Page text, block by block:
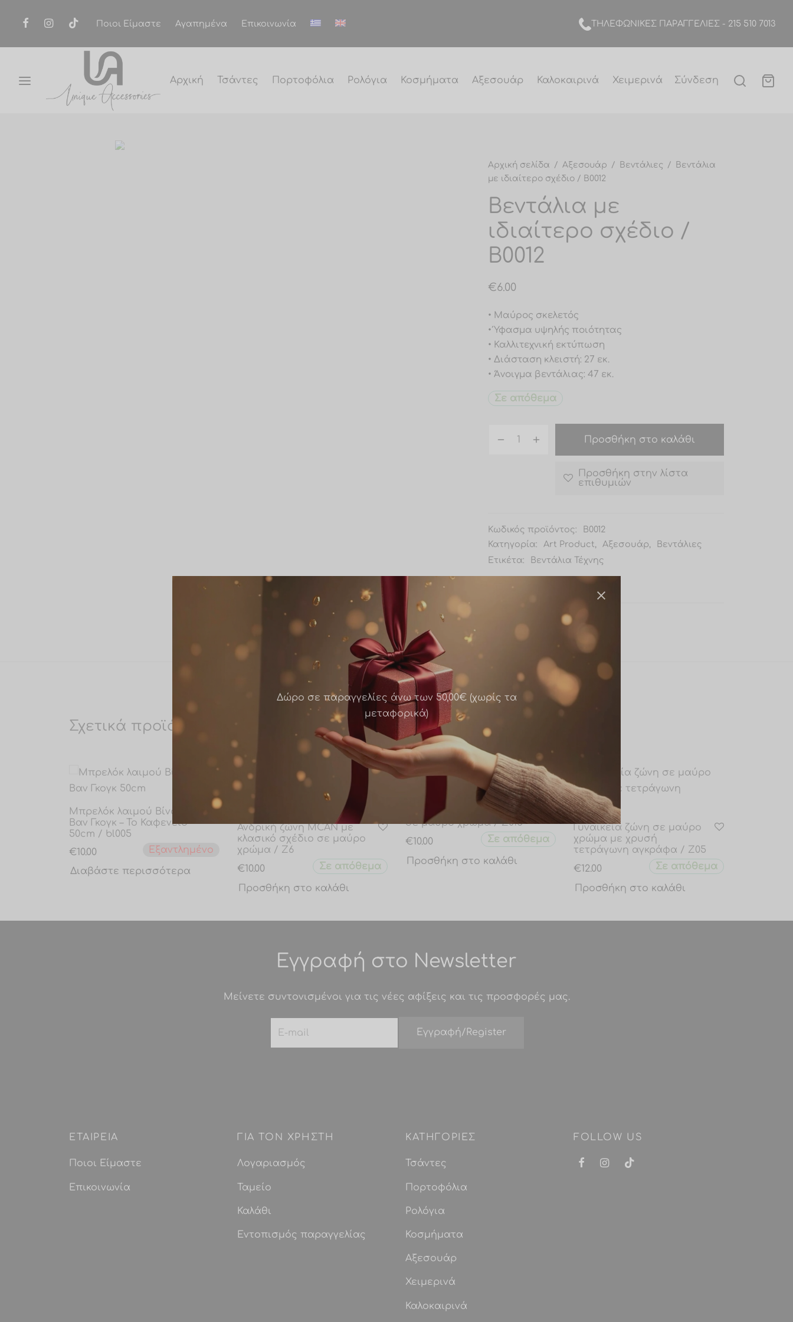
Δώρο σε παραγγελίες άνω των 50,00€ (χωρίς τα
μεταφορικά)
Ποιοι Είμαστε Αγαπημένα Επικοινωνία TΗΛΕΦΩΝΙΚΕΣ ΠΑΡΑΓΓΕΛΙΕΣ - 215 510 7013
Αρχική Τσάντες Πορτοφόλια Ρολόγια Κοσμήματα Αξεσουάρ Καλοκαιρινά Χειμερινά Σύνδεση
Αρχική σελίδα / Αξεσουάρ / Βεντάλιες /
Βεντάλια
με ιδιαίτερο σχέδιο / B0012
Βεντάλια με
ιδιαίτερο σχέδιο /
B0012
€6.00
• Μαύρος σκελετός
• Ύφασμα υψηλής ποιότητας
• Καλλιτεχνική εκτύπωση
• Διάσταση κλειστή: 27 εκ.
• Άνοιγμα βεντάλιας: 47 εκ.
Σε απόθεμα
Προσθήκη στο καλάθι
Προσθήκη στην λίστα
επιθυμιών
Κωδικός προϊόντος:
B0012
Κατηγορία:
Art Product, Αξεσουάρ,
Βεντάλιες
Ετικέτα:
Βεντάλια Τέχνης
Σχετικά προϊόντα
Μπρελόκ λαιμού Βίνσεντ
Βαν Γκογκ – Το Καφενείο
50cm / bl005
€10.00
Εξαντλημένο
Διαβάστε περισσότερα
Ανδρική ζώνη MCAN με
κλασικό σχέδιο σε μαύρο
χρώμα / Ζ6
€10.00 Σε απόθεμα
Προσθήκη στο καλάθι
Γυναικεία ζώνη snake print
σε μαύρο χρώμα / Z015
€10.00 Σε απόθεμα
Προσθήκη στο καλάθι
Γυναικεία ζώνη σε μαύρο
χρώμα με χρυσή
τετράγωνη αγκράφα / Z05
€12.00 Σε απόθεμα
Προσθήκη στο καλάθι
Εγγραφή στο Newsletter
Μείνετε συντονισμένοι για τις νέες αφίξεις και τις προσφορές μας.
ΕΤΑΙΡEIΑ
Ποιοι Είμαστε
Επικοινωνία
ΓΙΑ ΤΟΝ ΧΡΗΣΤΗ
Λογαριασμός
Ταμείο
Καλάθι
Εντοπισμός παραγγελίας
ΚΑΤΗΓΟΡΙΕΣ
Τσάντες
Πορτοφόλια
Ρολόγια
Κοσμήματα
Αξεσουάρ
Χειμερινά
Καλοκαιρινά
FOLLOW US